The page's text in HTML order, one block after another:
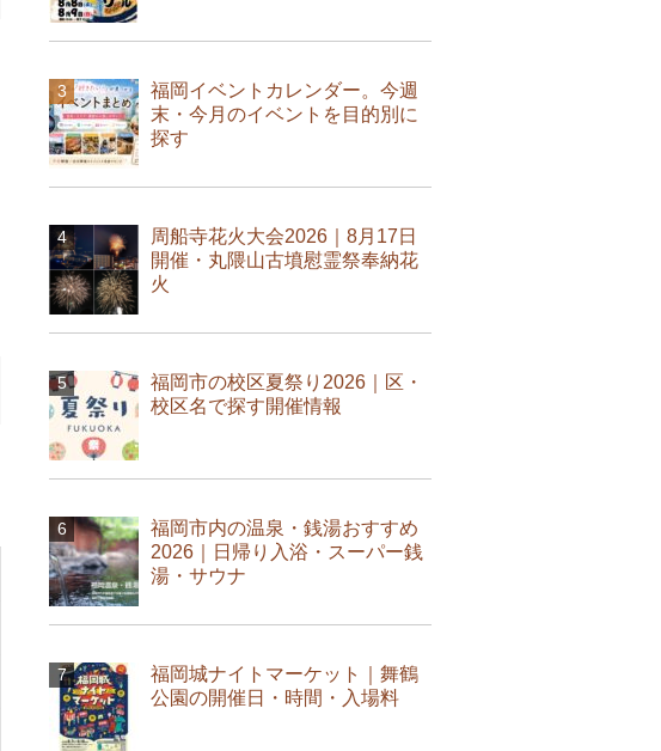
福岡イベントカレンダー。今週
末・今月のイベントを目的別に
探す
周船寺花火大会2026｜8月17日
開催・丸隈山古墳慰霊祭奉納花
火
福岡市の校区夏祭り2026｜区・
校区名で探す開催情報
福岡市内の温泉・銭湯おすすめ
2026｜日帰り入浴・スーパー銭
湯・サウナ
福岡城ナイトマーケット｜舞鶴
公園の開催日・時間・入場料